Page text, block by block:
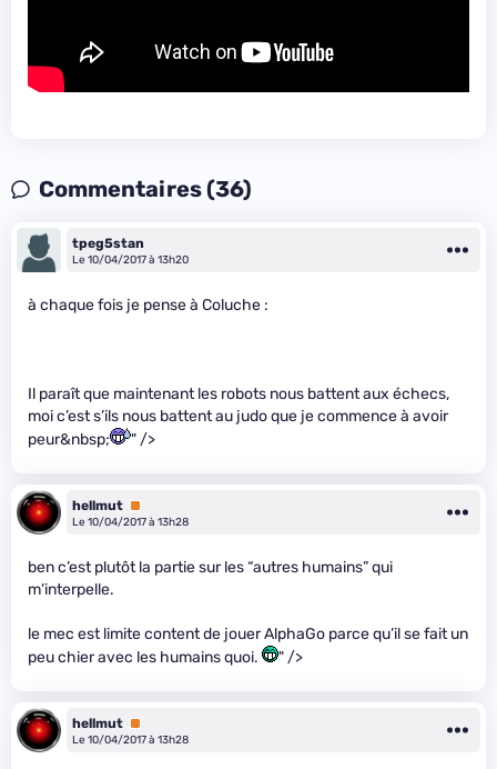
Commentaires (36)
tpeg5stan
Le 10/04/2017 à 13h20
à chaque fois je pense à Coluche :
Il paraît que maintenant les robots nous battent aux échecs,
moi c’est s’ils nous battent au judo que je commence à avoir
peur&nbsp;
" />
hellmut Premium
Le 10/04/2017 à 13h28
ben c’est plutôt la partie sur les “autres humains” qui
m’interpelle.
le mec est limite content de jouer AlphaGo parce qu’il se fait un
peu chier avec les humains quoi.
" />
hellmut Premium
Le 10/04/2017 à 13h28